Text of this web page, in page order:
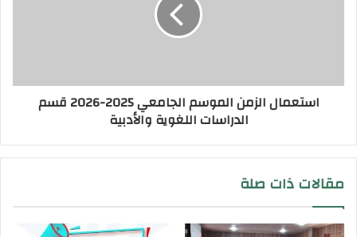
استعمال الزمن الموسم الجامعي 2025-2026 قسم
الدراسات اللغوية والأدبية
مقالات ذات صلة